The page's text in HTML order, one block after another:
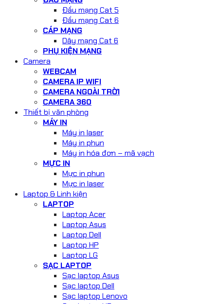
Đầu mạng Cat 5
Đầu mạng Cat 6
CÁP MẠNG
Dây mạng Cat 6
PHỤ KIỆN MẠNG
Camera
WEBCAM
CAMERA IP WIFI
CAMERA NGOÀI TRỜI
CAMERA 360
Thiết bị văn phòng
MÁY IN
Máy in laser
Máy in phun
Máy in hóa đơn – mã vạch
MỰC IN
Mực in phun
Mực in laser
Laptop & Linh kiện
LAPTOP
Laptop Acer
Laptop Asus
Laptop Dell
Laptop HP
Laptop LG
SẠC LAPTOP
Sạc laptop Asus
Sạc laptop Dell
Sạc laptop Lenovo